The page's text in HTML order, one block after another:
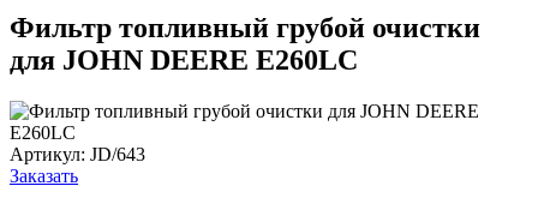
Фильтр топливный грубой очистки
для JOHN DEERE E260LC
Артикул: JD/643
Заказать